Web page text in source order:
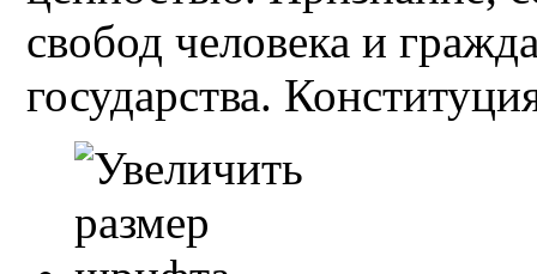
свобод человека и
государства.